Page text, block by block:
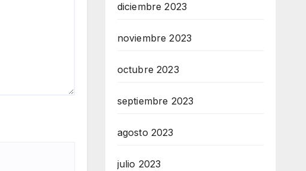
diciembre 2023
noviembre 2023
octubre 2023
septiembre 2023
agosto 2023
julio 2023